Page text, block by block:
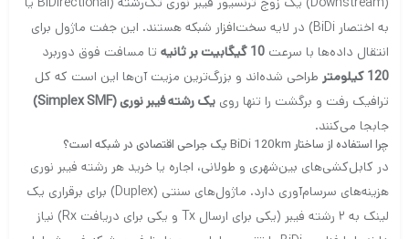
به اختصار BiDi) در لایه سخت‌افزار شبکه هستند. این جفت ماژول برای
انتقال داده‌ها با سرعت 10 گیگابیت بر ثانیه
تا مسافت فوق دوربرد
120 کیلومتر
طراحی شده‌اند و بزرگ‌ترین مزیت آن‌ها این است که کل
ترافیک رفت و برگشت را تنها روی یک رشته فیبر نوری (Simplex SMF)
جابجا می‌کنند.
چرا استفاده از ساختار BiDi 120km یک جراحی اقتصادی در شبکه است؟
در کابل‌کشی‌های بین‌شهری و طولانی، اجاره یا خرید هر رشته فیبر نوری
هزینه‌های سرسام‌آوری دارد. ماژول‌های سنتی (Duplex) برای برقراری یک
لینک به ۲ رشته فیبر (یکی برای ارسال Tx و یکی برای دریافت Rx) نیاز